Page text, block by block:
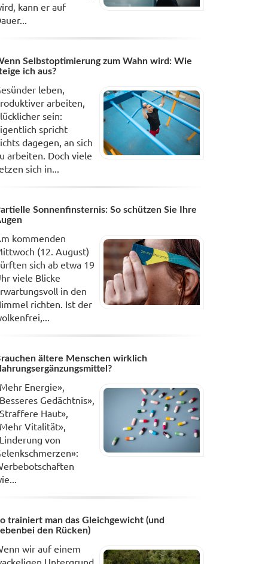
kann er auf
Selbstoptimierung zum Wahn wird: Wie
ich aus?
leben,
arbeiten,
sein:
spricht
dagegen, an sich
arbeiten. Doch viele
sich in...
Sonnenfinsternis: So schützen Sie Ihre
kommenden
(12. August)
sich ab etwa 19
viele Blicke
in den
richten. Ist der
ältere Menschen wirklich
Energie»,
Gedächtnis»,
Haut»,
Vitalität»,
von
trainiert man das Gleichgewicht (und
den Rücken)
wir auf einem
Untergrund